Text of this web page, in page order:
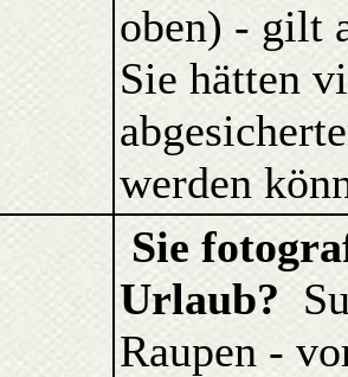
oben) - gilt
Sie hätten
werden
Sie
Urlaub?
Raupen -